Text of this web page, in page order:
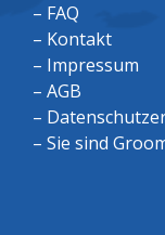
– FAQ
– Kontakt
– Impressum
– AGB
–
– Sie sind